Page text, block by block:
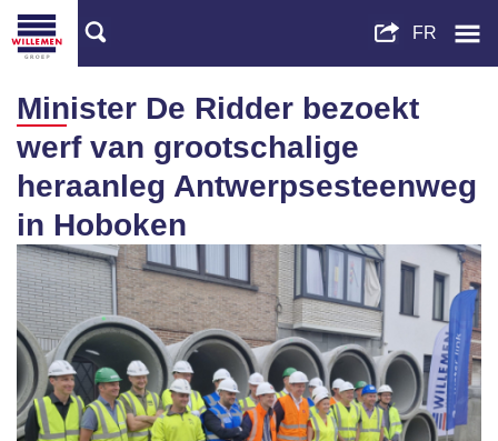
Minister De Ridder bezoekt
werf van grootschalige
heraanleg Antwerpsesteenweg
in Hoboken